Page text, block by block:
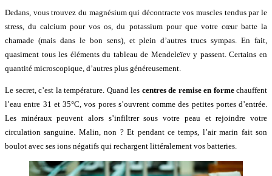
Dedans, vous trouvez du magnésium qui décontracte vos muscles tendus par le
stress, du calcium pour vos os, du potassium pour que votre cœur batte la
chamade (mais dans le bon sens), et plein d’autres trucs sympas. En fait,
quasiment tous les éléments du tableau de Mendeleïev y passent. Certains en
quantité microscopique, d’autres plus généreusement.
Le secret, c’est la température. Quand les centres de remise en formechauffent
l’eau entre 31 et 35°C, vos pores s’ouvrent comme des petites portes d’entrée.
Les minéraux peuvent alors s’infiltrer sous votre peau et rejoindre votre
circulation sanguine. Malin, non ? Et pendant ce temps, l’air marin fait son
boulot avec ses ions négatifs qui rechargent littéralement vos batteries.